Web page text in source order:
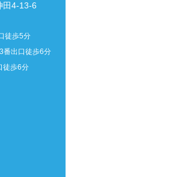
田4-13-6
徒歩5分
番出口徒歩6分
徒歩6分